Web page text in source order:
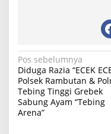
N
a
v
i
Pos sebelumnya
Diduga Razia “ECEK
Polsek Rambutan &
Tebing Tinggi Grebek
Sabung Ayam “Tebing
Arena”